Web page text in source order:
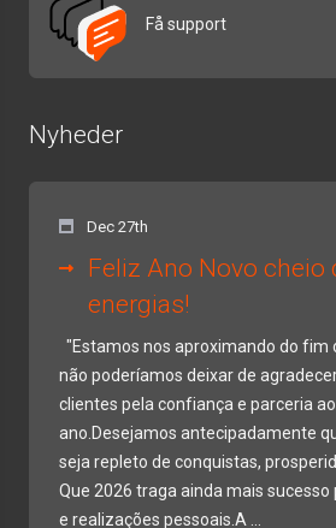
Få support
Nyheder
Dec 27th
Feliz Ano Novo cheio
energias!
"Estamos nos aproximando do fim
não poderíamos deixar de
clientes pela confiança e parceria
ano.Desejamos antecipadamente
seja repleto de conquistas,
Que 2026 traga ainda mais sucesso
e realizações pessoais.A ...